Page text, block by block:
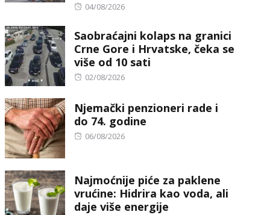
Posted
04/08/2026
Saobraćajni kolaps na granici
Crne Gore i Hrvatske, čeka se
više od 10 sati
Posted
02/08/2026
Njemački penzioneri rade i
do 74. godine
Posted
06/08/2026
Najmoćnije piće za paklene
vrućine: Hidrira kao voda, ali
daje više energije